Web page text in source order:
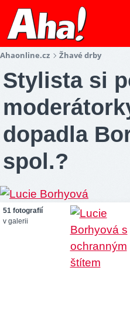
Ahaonline.cz Žhavé drby
Stylista si
dopadla
spol.?
51 fotografií
v galerii